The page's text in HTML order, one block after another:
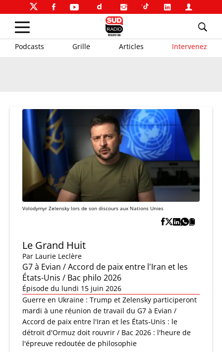
Podcasts Grille Articles Intervenez
Volodymyr Zelensky lors de son discours aux Nations Unies
Le Grand Huit
Par Laurie Leclère
G7 à Evian / Accord de paix entre l'Iran et les
États-Unis / Bac philo 2026
Épisode du lundi 15 juin 2026
Guerre en Ukraine : Trump et Zelensky participeront
mardi à une réunion de travail du G7 à Evian /
Accord de paix entre l'Iran et les États-Unis : le
détroit d'Ormuz doit rouvrir / Bac 2026 : l'heure de
l'épreuve redoutée de philosophie